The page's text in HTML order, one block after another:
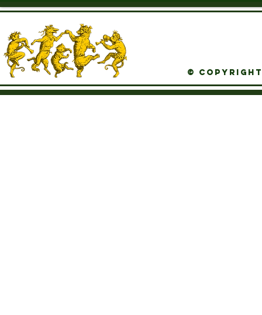
© Copyright